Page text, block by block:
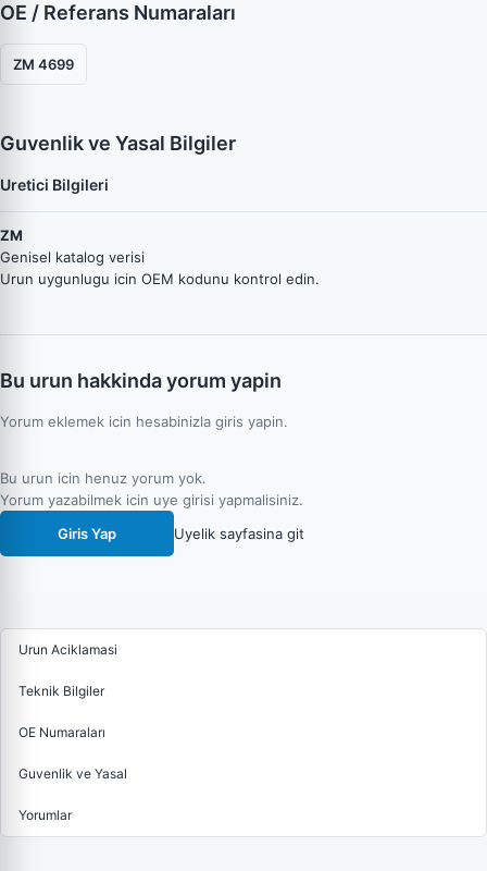
OE / Referans Numaraları
ZM 4699
Guvenlik ve Yasal Bilgiler
Uretici Bilgileri
ZM
Genisel katalog verisi
Urun uygunlugu icin OEM kodunu kontrol edin.
Bu urun hakkinda yorum yapin
Yorum eklemek icin hesabinizla giris yapin.
Bu urun icin henuz yorum yok.
Yorum yazabilmek icin uye girisi yapmalisiniz.
Giris Yap
Uyelik sayfasina git
Urun Aciklamasi
Teknik Bilgiler
OE Numaraları
Guvenlik ve Yasal
Yorumlar